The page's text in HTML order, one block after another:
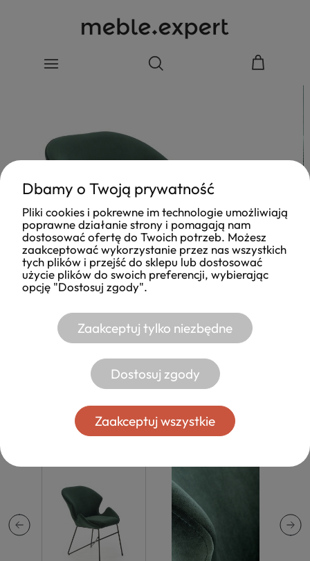
Dbamy o Twoją prywatność
Pliki cookies i pokrewne im technologie umożliwiają
poprawne działanie strony i pomagają nam
dostosować ofertę do Twoich potrzeb. Możesz
zaakceptować wykorzystanie przez nas wszystkich
tych plików i przejść do sklepu lub dostosować
użycie plików do swoich preferencji, wybierając
opcję "Dostosuj zgody".
Zaakceptuj tylko niezbędne
Dostosuj zgody
Zaakceptuj wszystkie